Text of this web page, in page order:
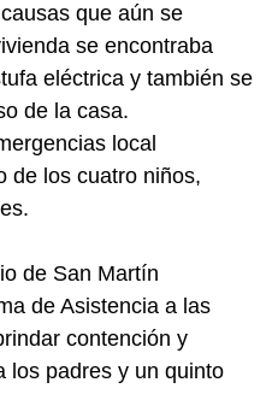
que aún se
se encontraba
eléctrica y también se
de la casa.
local
de los cuatro niños,
de San Martín
de Asistencia a las
contención y
los padres y un quinto